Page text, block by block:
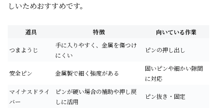
しいためおすすめです。
道具 特徴 向いている作業
つまようじ
手に入りやすく、金属を傷つけ
にくい
ピンの押し出し
安全ピン 金属製で細く強度がある
固いピンや細かい隙間
に対応
マイナスドライ
バー
ピンが硬い場合の補助や押し戻
しに活用
ピン抜き・固定